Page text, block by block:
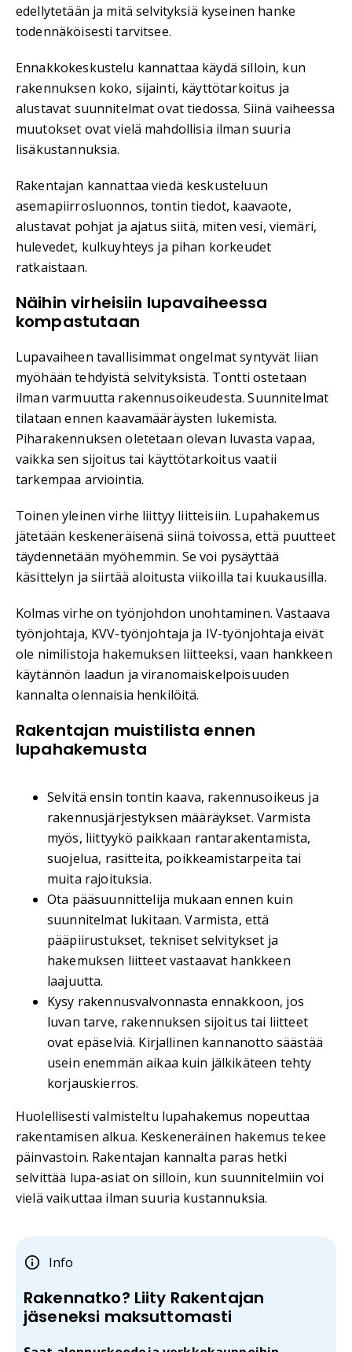
edellytetään ja mitä selvityksiä kyseinen hanke
todennäköisesti tarvitsee.
Ennakkokeskustelu kannattaa käydä silloin, kun
rakennuksen koko, sijainti, käyttötarkoitus ja
alustavat suunnitelmat ovat tiedossa. Siinä vaiheessa
muutokset ovat vielä mahdollisia ilman suuria
lisäkustannuksia.
Rakentajan kannattaa viedä keskusteluun
asemapiirrosluonnos, tontin tiedot, kaavaote,
alustavat pohjat ja ajatus siitä, miten vesi, viemäri,
hulevedet, kulkuyhteys ja pihan korkeudet
ratkaistaan.
Näihin virheisiin lupavaiheessa
kompastutaan
Lupavaiheen tavallisimmat ongelmat syntyvät liian
myöhään tehdyistä selvityksistä. Tontti ostetaan
ilman varmuutta rakennusoikeudesta. Suunnitelmat
tilataan ennen kaavamääräysten lukemista.
Piharakennuksen oletetaan olevan luvasta vapaa,
vaikka sen sijoitus tai käyttötarkoitus vaatii
tarkempaa arviointia.
Toinen yleinen virhe liittyy liitteisiin. Lupahakemus
jätetään keskeneräisenä siinä toivossa, että puutteet
täydennetään myöhemmin. Se voi pysäyttää
käsittelyn ja siirtää aloitusta viikoilla tai kuukausilla.
Kolmas virhe on työnjohdon unohtaminen. Vastaava
työnjohtaja, KVV-työnjohtaja ja IV-työnjohtaja eivät
ole nimilistoja hakemuksen liitteeksi, vaan hankkeen
käytännön laadun ja viranomaiskelpoisuuden
kannalta olennaisia henkilöitä.
Rakentajan muistilista ennen
lupahakemusta
Selvitä ensin tontin kaava, rakennusoikeus ja
rakennusjärjestyksen määräykset. Varmista
myös, liittyykö paikkaan rantarakentamista,
suojelua, rasitteita, poikkeamistarpeita tai
muita rajoituksia.
Ota pääsuunnittelija mukaan ennen kuin
suunnitelmat lukitaan. Varmista, että
pääpiirustukset, tekniset selvitykset ja
hakemuksen liitteet vastaavat hankkeen
laajuutta.
Kysy rakennusvalvonnasta ennakkoon, jos
luvan tarve, rakennuksen sijoitus tai liitteet
ovat epäselviä. Kirjallinen kannanotto säästää
usein enemmän aikaa kuin jälkikäteen tehty
korjauskierros.
Huolellisesti valmisteltu lupahakemus nopeuttaa
rakentamisen alkua. Keskeneräinen hakemus tekee
päinvastoin. Rakentajan kannalta paras hetki
selvittää lupa-asiat on silloin, kun suunnitelmiin voi
vielä vaikuttaa ilman suuria kustannuksia.
Info
Rakennatko? Liity Rakentajan
jäseneksi maksuttomasti